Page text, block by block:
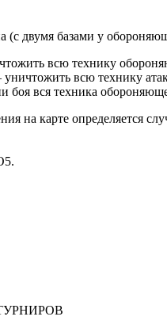
(с двумя базами у
всю технику
всю технику
боя вся техника
на карте определяется